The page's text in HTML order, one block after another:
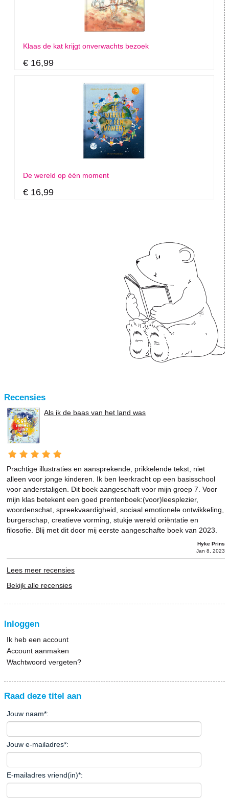
Klaas de kat krijgt onverwachts bezoek
€ 16,99
De wereld op één moment
€ 16,99
Recensies
Als ik de baas van het land was
Prachtige illustraties en aansprekende, prikkelende tekst, niet
alleen voor jonge kinderen. Ik ben leerkracht op een basisschool
voor anderstaligen. Dit boek aangeschaft voor mijn groep 7. Voor
mijn klas betekent een goed prentenboek:(voor)leesplezier,
woordenschat, spreekvaardigheid, sociaal emotionele ontwikkeling,
burgerschap, creatieve vorming, stukje wereld oriëntatie en
filosofie. Blij met dit door mij eerste aangeschafte boek van 2023.
Hyke Prins
Jan 8, 2023
Lees meer recensies
Bekijk alle recensies
Inloggen
Ik heb een account
Account aanmaken
Wachtwoord vergeten?
Raad deze titel aan
Jouw naam*:
Jouw e-mailadres*:
E-mailadres vriend(in)*: